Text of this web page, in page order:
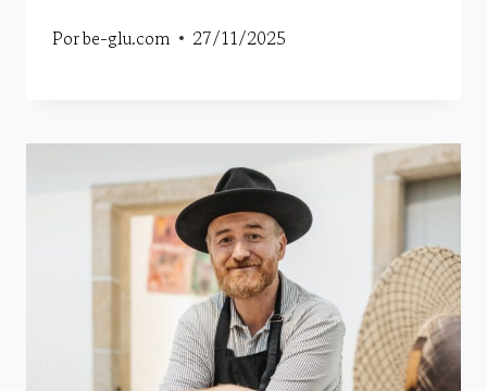
Porbe-glu.com 27/11/2025